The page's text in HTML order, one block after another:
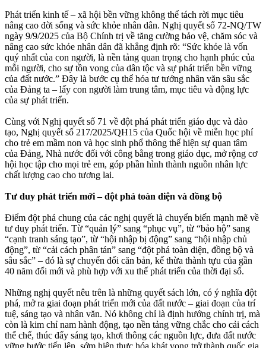
Phát triển kinh tế – xã hội bền vững không thể tách rời mục tiêu
nâng cao đời sống và sức khỏe nhân dân. Nghị quyết số 72-NQ/TW
ngày 9/9/2025 của Bộ Chính trị về tăng cường bảo vệ, chăm sóc và
nâng cao sức khỏe nhân dân đã khẳng định rõ: “Sức khỏe là vốn
quý nhất của con người, là nền tảng quan trọng cho hạnh phúc của
mỗi người, cho sự tồn vong của dân tộc và sự phát triển bền vững
của đất nước.” Đây là bước cụ thể hóa tư tưởng nhân văn sâu sắc
của Đảng ta – lấy con người làm trung tâm, mục tiêu và động lực
của sự phát triển.
Cùng với Nghị quyết số 71 về đột phá phát triển giáo dục và đào
tạo, Nghị quyết số 217/2025/QH15 của Quốc hội về miễn học phí
cho trẻ em mầm non và học sinh phổ thông thể hiện sự quan tâm
của Đảng, Nhà nước đối với công bằng trong giáo dục, mở rộng cơ
hội học tập cho mọi trẻ em, góp phần hình thành nguồn nhân lực
chất lượng cao cho tương lai.
Tư duy phát triển mới – đột phá toàn diện và đồng bộ
Điểm đột phá chung của các nghị quyết là chuyển biến mạnh mẽ về
tư duy phát triển. Từ “quản lý” sang “phục vụ”, từ “bảo hộ” sang
“cạnh tranh sáng tạo”, từ “hội nhập bị động” sang “hội nhập chủ
động”, từ “cải cách phân tán” sang “đột phá toàn diện, đồng bộ và
sâu sắc” – đó là sự chuyển đổi căn bản, kế thừa thành tựu của gần
40 năm đổi mới và phù hợp với xu thế phát triển của thời đại số.
Những nghị quyết nêu trên là những quyết sách lớn, có ý nghĩa đột
phá, mở ra giai đoạn phát triển mới của đất nước – giai đoạn của trí
tuệ, sáng tạo và nhân văn. Nó không chỉ là định hướng chính trị, mà
còn là kim chỉ nam hành động, tạo nền tảng vững chắc cho cải cách
thể chế, thúc đẩy sáng tạo, khơi thông các nguồn lực, đưa đất nước
vững bước tiến lên, sớm hiện thực hóa khát vọng trở thành quốc gia